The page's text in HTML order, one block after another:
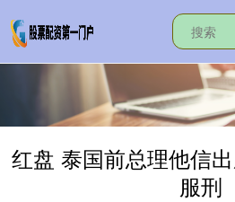
红盘 泰国前总理他信
服刑